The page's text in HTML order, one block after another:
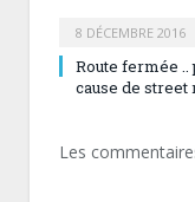
8 DÉCEMBRE 2016
Route fermée ..
cause de street
Les